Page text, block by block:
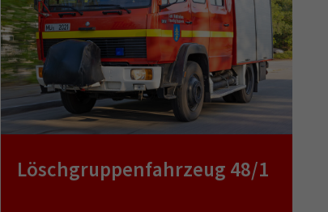
Löschgruppenfahrzeug 48/1